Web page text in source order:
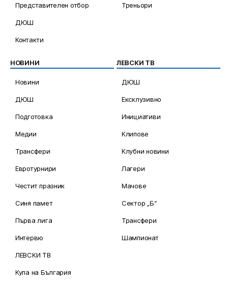
Представителен отбор
ДЮШ
Контакти
Треньори
НОВИНИ
Новини
ДЮШ
Подготовка
Медии
Трансфери
Евротурнири
Честит празник
Синя памет
Първа лига
Интервю
ЛЕВСКИ ТВ
Купа на България
ЛЕВСКИ ТВ
ДЮШ
Ексклузивно
Инициативи
Клипове
Клубни новини
Лагери
Мачове
Сектор „Б“
Трансфери
Шампионат